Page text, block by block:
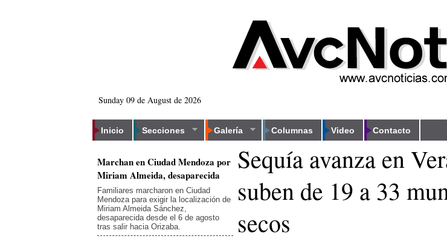
Sunday 09 de August de 2026
Inicio Secciones Galería Columnas Video Contacto
Marchan en Ciudad Mendoza por
Miriam Almeida, desaparecida
Familiares marcharon en Ciudad
Mendoza para exigir la localización de
Miriam Almeida Sánchez,
desaparecida desde el 6 de agosto
tras salir hacia Orizaba.
Sequía avanza en
suben de 19 a 33
secos